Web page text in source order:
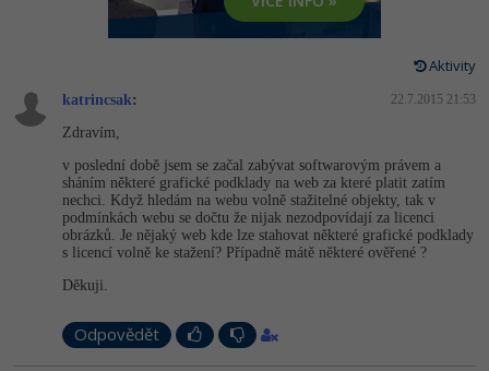
HTML5, CSS3, Bootstrap, SEO
SQL a databáze
Testování a verzování
UML a návrhové vzory
React
ASP.NET MVC
PHP
JavaScript
Python
HTML / CSS
UML a návrhové vzory
MS-SQL
Vývojář mobilních aplikací
Webdesigner
Tester
Grafik / UX/UI návrhář
Python -80%
C++ -80%
Swift -80%
C -80%
Digitální gramotnost
WordPress
SEO -30%
UX
Kryptoměny -25%
-80%
Adobe Lightroom
Adobe XD -15%
Adobe InDesign -25%
Blender -80%
Aktivity
katrincsak: 22.7.2015 21:53
Zdravím,
v poslední době jsem se začal zabývat softwarovým právem a
sháním některé grafické podklady na web za které platit zatím
nechci. Když hledám na webu volně stažitelné objekty, tak v
podmínkách webu se dočtu že nijak nezodpovídají za licenci
obrázků. Je nějaký web kde lze stahovat některé grafické podklady
s licencí volně ke stažení? Případně mátě některé ověřené ?
Děkuji.
Odpovědět